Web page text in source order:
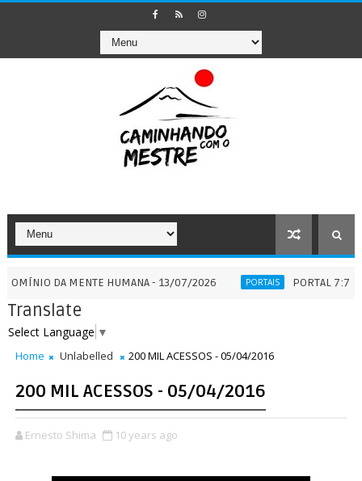
DA MENTE HUMANA - 13/07/2026 PORTAIS PORTAL 7:7 - QUANDO
Translate
Select Language ▼
Home Unlabelled 200 MIL ACESSOS - 05/04/2016
200 MIL ACESSOS - 05/04/2016
Ernesto Shima 10 years ago